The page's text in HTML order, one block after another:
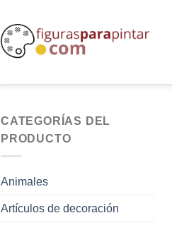
CATEGORÍAS DEL
PRODUCTO
Animales
Artículos de decoración